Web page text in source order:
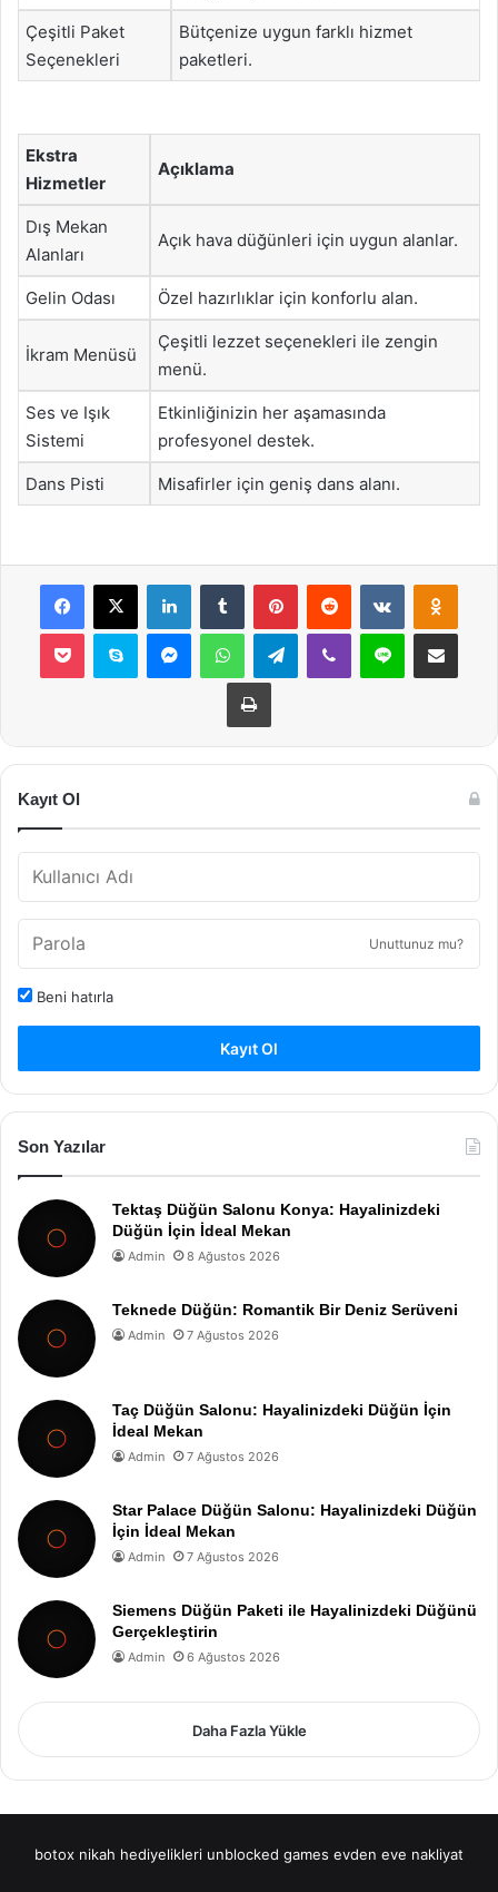
Çeşitli Paket
Seçenekleri
Bütçenize uygun farklı hizmet
paketleri.
Ekstra
Hizmetler
Açıklama
Dış Mekan
Alanları
Açık hava düğünleri için uygun alanlar.
Gelin Odası Özel hazırlıklar için konforlu alan.
İkram Menüsü
Çeşitli lezzet seçenekleri ile zengin
menü.
Ses ve Işık
Sistemi
Etkinliğinizin her aşamasında
profesyonel destek.
Dans Pisti Misafirler için geniş dans alanı.
Facebook
X LinkedInTumblr PinterestReddit VKontakte
Pocket Skype MessengerWhatsAppTelegramViber Line E-Posta ile
Yazdır
Kayıt Ol
Unuttunuz mu?
Beni hatırla
Kayıt Ol
Son Yazılar
Tektaş Düğün Salonu Konya: Hayalinizdeki
Düğün İçin İdeal Mekan
Admin 8 Ağustos 2026
Teknede Düğün: Romantik Bir Deniz Serüveni
Admin 7 Ağustos 2026
Taç Düğün Salonu: Hayalinizdeki Düğün İçin
İdeal Mekan
Admin 7 Ağustos 2026
Star Palace Düğün Salonu: Hayalinizdeki Düğün
İçin İdeal Mekan
Admin 7 Ağustos 2026
Siemens Düğün Paketi ile Hayalinizdeki Düğünü
Gerçekleştirin
Admin 6 Ağustos 2026
Daha Fazla Yükle
botox nikah hediyelikleri unblocked games evden eve nakliyat